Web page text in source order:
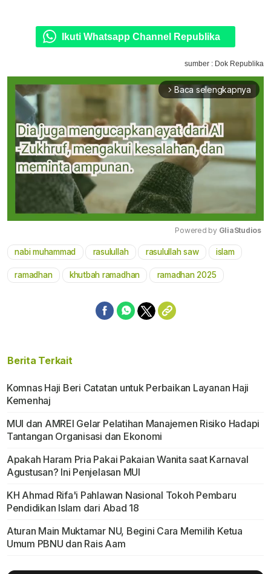
Ikuti Whatsapp Channel Republika
sumber : Dok Republika
arrow_forward_ios Baca selengkapnya
Mute
Powered by GliaStudios
nabi muhammad rasulullah rasulullah saw islam
ramadhan khutbah ramadhan ramadhan 2025
Berita Terkait
Komnas Haji Beri Catatan untuk Perbaikan Layanan Haji
Kemenhaj
MUI dan AMREI Gelar Pelatihan Manajemen Risiko Hadapi
Tantangan Organisasi dan Ekonomi
Apakah Haram Pria Pakai Pakaian Wanita saat Karnaval
Agustusan? Ini Penjelasan MUI
KH Ahmad Rifa'i Pahlawan Nasional Tokoh Pembaru
Pendidikan Islam dari Abad 18
Aturan Main Muktamar NU, Begini Cara Memilih Ketua
Umum PBNU dan Rais Aam